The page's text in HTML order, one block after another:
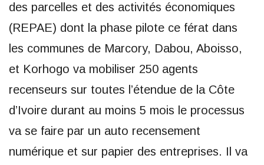
des parcelles et des activités économiques
(REPAE) dont la phase pilote ce férat dans
les communes de Marcory, Dabou, Aboisso,
et Korhogo va mobiliser 250 agents
recenseurs sur toutes l’étendue de la Côte
d’Ivoire durant au moins 5 mois le processus
va se faire par un auto recensement
numérique et sur papier des entreprises. Il va